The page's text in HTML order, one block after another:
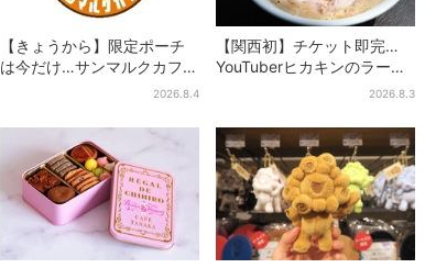
【きょうから】限定ポーチ
は今だけ…サンマルクカフェ
初の「夏福袋」、実質無料
2026.8.4
【関西初】チケット即完…
YouTuberヒカキンのラーメ
ン店「みそきん」が大阪上
題
2026.8.3